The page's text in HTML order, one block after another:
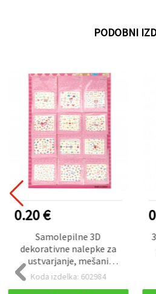
PODOBNI
0.20 €
Samolepilne 3D
dekorativne nalepke za
ustvarjanje, mešani
motivi (mix)
Koda izdelka: 602984